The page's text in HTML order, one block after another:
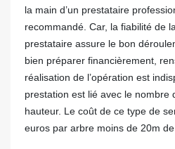
la main d’un prestataire
recommandé. Car, la fiabilité de
prestataire assure le bon
bien préparer financièrement,
réalisation de l’opération est
prestation est lié avec le nombre
hauteur. Le coût de ce type de
euros par arbre moins de 20m de